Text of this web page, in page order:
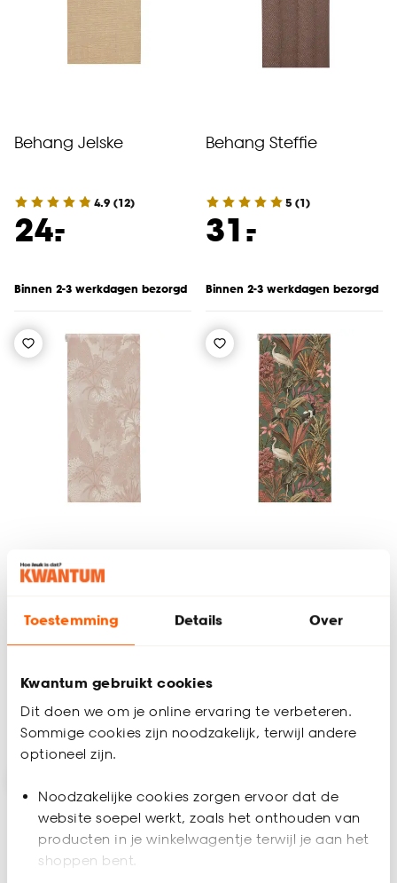
Toestemming Details Over
Kwantum gebruikt cookies
Dit doen we om je online ervaring te verbeteren.
Sommige cookies zijn noodzakelijk, terwijl andere
optioneel zijn.
Noodzakelijke cookies zorgen ervoor dat de
website soepel werkt, zoals het onthouden van
producten in je winkelwagentje terwijl je aan het
shoppen bent.
Behang Jelske
4.9 (12)
24.
-
Binnen 2-3 werkdagen bezorgd
Behang Steffie
5 (1)
31.
-
Binnen 2-3 werkdagen bezorgd
Behang Anne
4.3(8)
27.-
Binnen 2-3 werkdagen bezorgd Binnen 2-3 werkdagen bezorgd